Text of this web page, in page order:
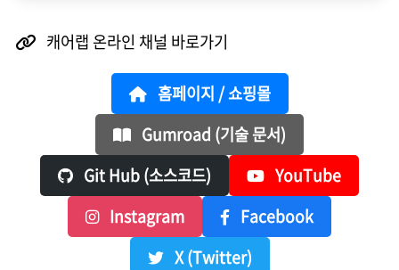
캐어랩 온라인 채널 바로가기
홈페이지 / 쇼핑몰
Gumroad (기술 문서)
Git Hub (소스코드)
YouTube
Instagram
Facebook
X (Twitter)